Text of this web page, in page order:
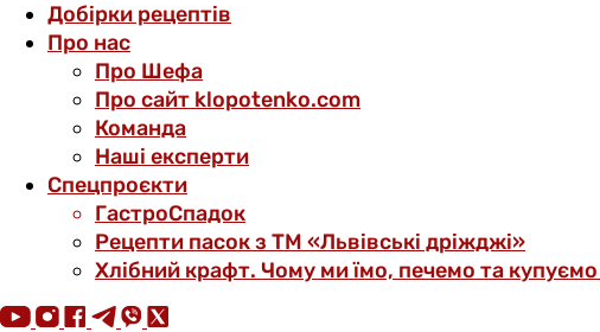
Добірки рецептів
Про нас
Про Шефа
Про сайт klopotenko.com
Команда
Наші експерти
Спецпроєкти
ГастроСпадок
Рецепти пасок з ТМ «Львівські дріжджі»
Хлібний крафт. Чому ми їмо, печемо та купуємо